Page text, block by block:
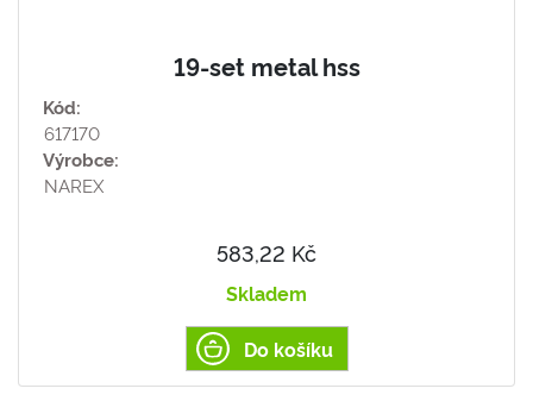
19-set metal hss
Kód:
617170
Výrobce:
NAREX
583,22 Kč
Skladem
Do košíku